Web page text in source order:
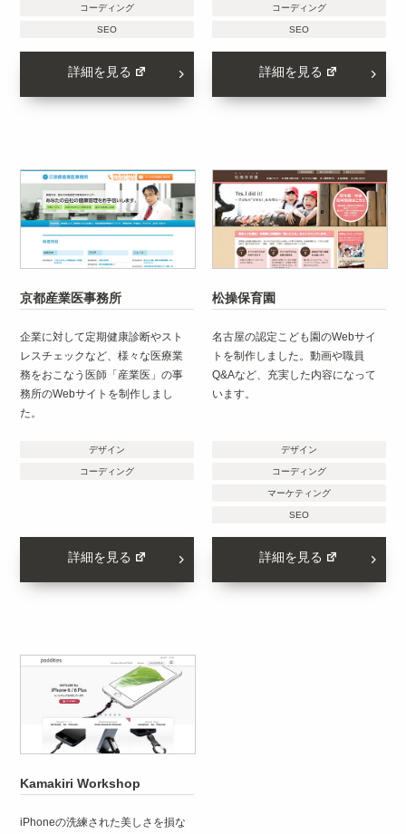
コーディング
SEO
詳細を見る
コーディング
SEO
詳細を見る
京都産業医事務所
企業に対して定期健康診断やスト
レスチェックなど、様々な医療業
務をおこなう医師「産業医」の事
務所のWebサイトを制作しまし
た。
デザイン
コーディング
詳細を見る
松操保育園
名古屋の認定こども園のWebサイ
トを制作しました。動画や職員
Q&Aなど、充実した内容になって
います。
デザイン
コーディング
マーケティング
SEO
詳細を見る
Kamakiri Workshop
iPhoneの洗練された美しさを損な